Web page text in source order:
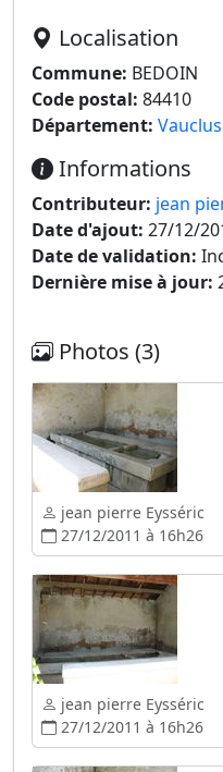
Localisation
Commune: BEDOIN
Code postal: 84410
Département:
Informations
Contributeur: jean
Date d'ajout: 27/12/
Date de validation:
Dernière mise à jour:
Photos (3)
jean pierre Eysséric
27/12/2011 à 16h26
jean pierre Eysséric
27/12/2011 à 16h26